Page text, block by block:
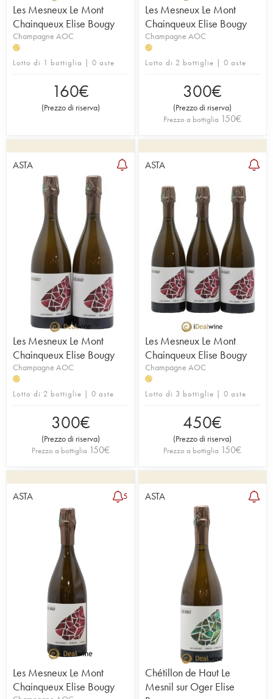
Les Mesneux Le Mont
Chainqueux Elise Bougy
Champagne AOC
H
Lotto di 1 bottiglia | 0 aste
160€
(Prezzo di riserva)
Les Mesneux Le Mont
Chainqueux Elise Bougy
Champagne AOC
H
Lotto di 2 bottiglie | 0 aste
300€
(Prezzo di riserva)
Prezzo a bottiglia 150€
ASTA
Les Mesneux Le Mont
Chainqueux Elise Bougy
Champagne AOC
H
Lotto di 2 bottiglie | 0 aste
300€
(Prezzo di riserva)
Prezzo a bottiglia 150€
ASTA
Les Mesneux Le Mont
Chainqueux Elise Bougy
Champagne AOC
H
Lotto di 3 bottiglie | 0 aste
450€
(Prezzo di riserva)
Prezzo a bottiglia 150€
ASTA 5
Les Mesneux Le Mont
Chainqueux Elise Bougy
ASTA
Chétillon de Haut Le
Mesnil sur Oger Elise